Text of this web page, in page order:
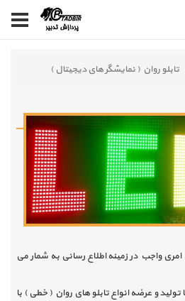
تابلو روان ( نمایشگر های دیجیتال )
امری واجب در زمینه اطلاع رسانی به شمار می
و عرضه انواع تابلو های روان ( خطی ) با